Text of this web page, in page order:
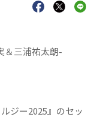
＆三浦祐太朗-
ジー2025』のセッ